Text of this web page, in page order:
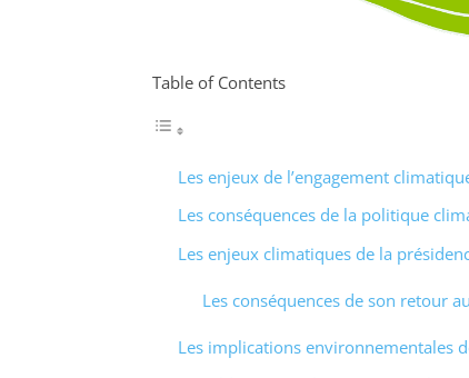
Table of Contents
Les enjeux de l’engagement
Les conséquences de la politique
Les enjeux climatiques de la
Les conséquences de son retour
Les implications environnementales